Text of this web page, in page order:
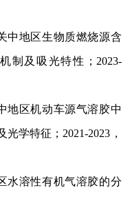
中地区生物质燃烧源含
制及吸光特性； 2023-
地区机动车源气溶胶中
光学特征； 2021-2023 ，
水溶性有机气溶胶的分